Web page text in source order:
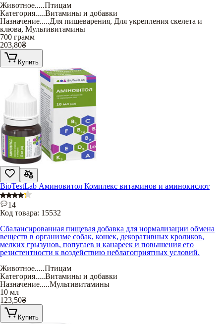
Животное.....Птицам
Категория.....Витамины и добавки
Назначение.....Для пищеварения, Для укрепления скелета и
клюва, Мультивитамины
700 грамм
203,80₴
Купить
BioTestLab Аминовитол Комплекс витаминов и аминокислот
14
Код товара: 15532
Сбалансированная пищевая добавка для нормализации обмена
веществ в организме собак, кошек, декоративных кроликов,
мелких грызунов, попугаев и канареек и повышения его
резистентности к воздействию неблагоприятных условий.
Животное.....Птицам
Категория.....Витамины и добавки
Назначение.....Мультивитамины
10 мл
123,50₴
Купить